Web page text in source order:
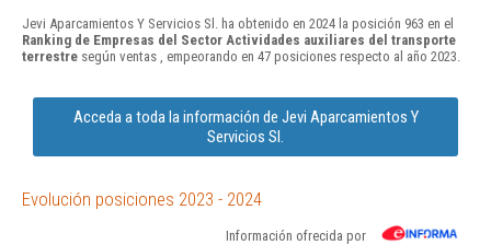
Jevi Aparcamientos Y Servicios Sl. ha obtenido en 2024 la posición 963 en el
Ranking de Empresas del Sector Actividades auxiliares del transporte
terrestre según ventas , empeorando en 47 posiciones respecto al año 2023.
Acceda a toda la información de Jevi Aparcamientos Y
Servicios Sl.
Evolución posiciones 2023 - 2024
Información ofrecida por